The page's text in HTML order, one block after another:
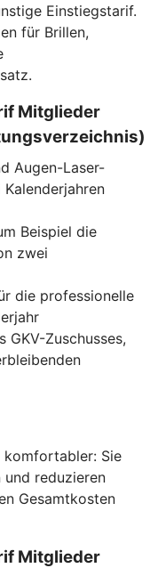
Einstiegstarif.
für Brillen,
Mitglieder
Augen-Laser-
Beispiel die
zwei
die professionelle
GKV-Zuschusses,
Sie
reduzieren
Gesamtkosten
Mitglieder